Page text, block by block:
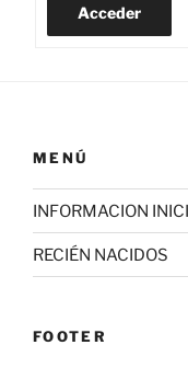
Acceder
MENÚ
INFORMACION
RECIÉN NACIDOS
FOOTER